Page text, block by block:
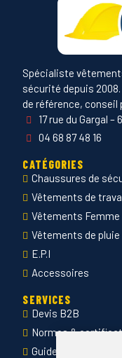
Spécialiste
sécurité depuis
de référence, conseil
17 rue du Gargal
04 68 87 48 16
CATÉGORIES
Chaussures de
Vêtements de
Vêtements Femme
Vêtements de pluie
E.P.I
Accessoires
SERVICES
Devis B2B
Normes &
Guide des tailles